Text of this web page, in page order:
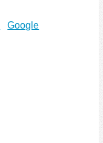
Google